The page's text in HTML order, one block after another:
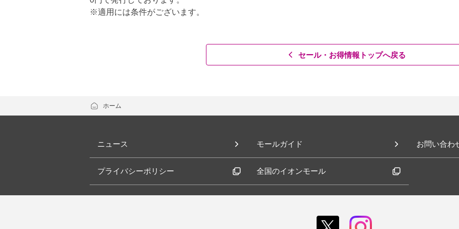
※適用には条件がございます。
セール・お得情報トップへ戻る
ホーム
ニュース モールガイド お問い合わ
プライバシーポリシー 全国のイオンモール